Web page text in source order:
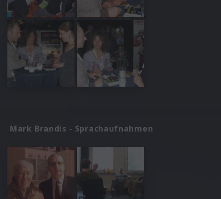
Mark Brandis - Sprachaufnahmen